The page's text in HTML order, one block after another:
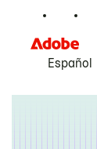
Español